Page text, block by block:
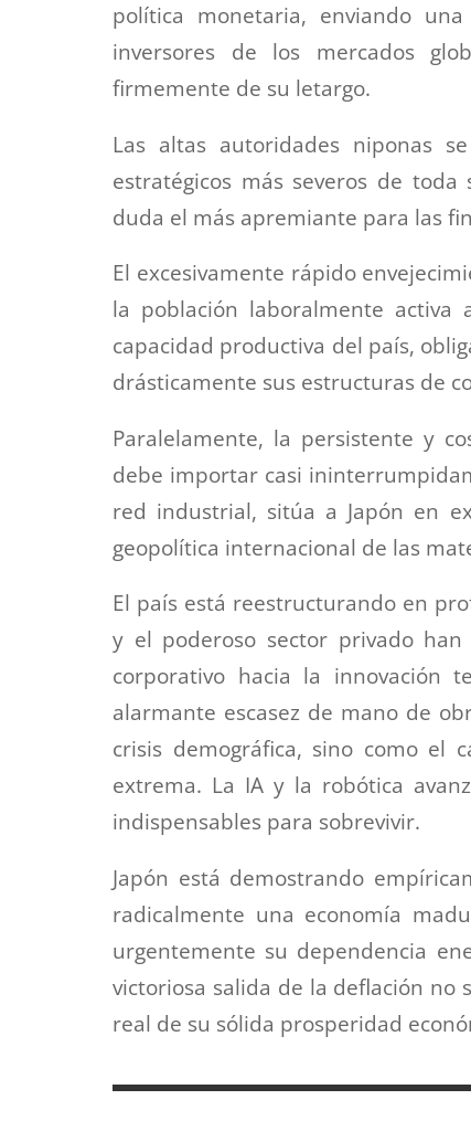
política monetaria, enviando
inversores de los mercados
firmemente de su letargo.
Las altas autoridades niponas
estratégicos más severos de
duda el más apremiante para las
El excesivamente rápido
la población laboralmente activa
capacidad productiva del país,
drásticamente sus estructuras de
Paralelamente, la persistente y
debe importar casi
red industrial, sitúa a Japón en
geopolítica internacional de las
El país está reestructurando en
y el poderoso sector privado
corporativo hacia la innovación
alarmante escasez de mano de
crisis demográfica, sino como el
extrema. La IA y la robótica
indispensables para sobrevivir.
Japón está demostrando
radicalmente una economía
urgentemente su dependencia
victoriosa salida de la deflación no
real de su sólida prosperidad